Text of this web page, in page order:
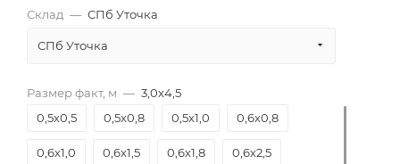
Склад — СПб Уточка
СПб Уточка
Размер факт, м — 3,0х4,5
0,5х0,5
0,5х0,8 0,5х1,0 0,6х0,8
0,6х1,0 0,6х1,5 0,6х1,8 0,6х2,5